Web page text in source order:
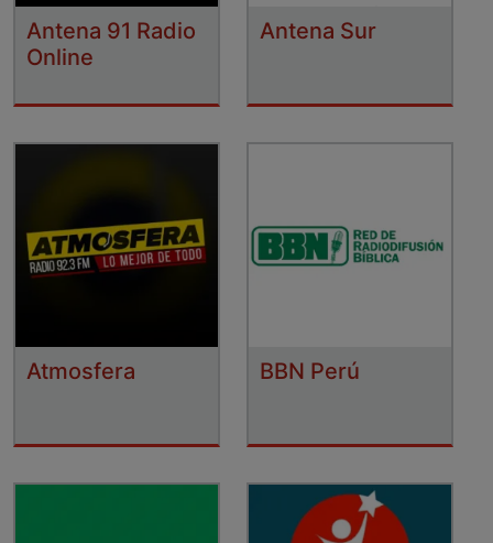
Antena 91 Radio
Online
Antena Sur
Atmosfera BBN Perú